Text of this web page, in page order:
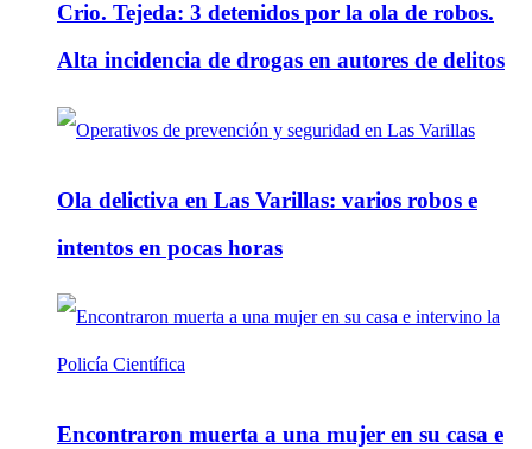
Crio. Tejeda: 3 detenidos por la ola de robos.
Alta incidencia de drogas en autores de delitos
Ola delictiva en Las Varillas: varios robos e
intentos en pocas horas
Encontraron muerta a una mujer en su casa e